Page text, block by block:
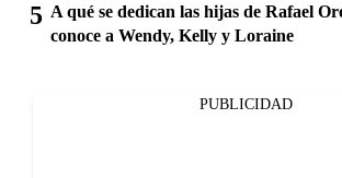
A qué se dedican las hijas de Rafael
conoce a Wendy, Kelly y Loraine
PUBLICIDAD